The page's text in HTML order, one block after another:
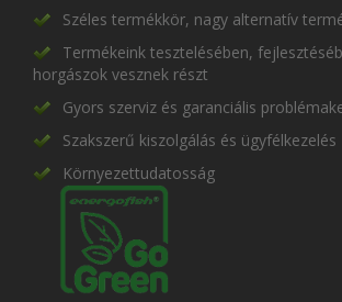
Széles termékkör, nagy alternatív
Termékeink tesztelésében,
horgászok vesznek részt
Gyors szerviz és garanciális
Szakszerű kiszolgálás és ügyfélkezelés
Környezettudatosság